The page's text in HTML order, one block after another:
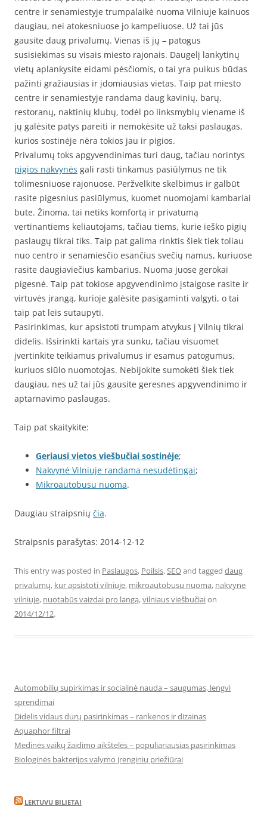
centre ir senamiestyje trumpalaikė nuoma Vilniuje kainuos
daugiau, nei atokesniuose jo kampeliuose. Už tai jūs
gausite daug privalumų. Vienas iš jų – patogus
susisiekimas su visais miesto rajonais. Daugelį lankytinų
vietų aplankysite eidami pėsčiomis, o tai yra puikus būdas
pažinti gražiausias ir įdomiausias vietas. Taip pat miesto
centre ir senamiestyje randama daug kavinių, barų,
restoranų, naktinių klubų, todėl po linksmybių viename iš
jų galėsite patys pareiti ir nemokėsite už taksi paslaugas,
kurios sostinėje nėra tokios jau ir pigios.
Privalumų toks apgyvendinimas turi daug, tačiau norintys
pigios nakvynės gali rasti tinkamus pasiūlymus ne tik
tolimesniuose rajonuose. Peržvelkite skelbimus ir galbūt
rasite pigesnius pasiūlymus, kuomet nuomojami kambariai
bute. Žinoma, tai netiks komfortą ir privatumą
vertinantiems keliautojams, tačiau tiems, kurie ieško pigių
paslaugų tikrai tiks. Taip pat galima rinktis šiek tiek toliau
nuo centro ir senamiesčio esančius svečių namus, kuriuose
rasite daugiaviečius kambarius. Nuoma juose gerokai
pigesnė. Taip pat tokiose apgyvendinimo įstaigose rasite ir
virtuvės įrangą, kurioje galėsite pasigaminti valgyti, o tai
taip pat leis sutaupyti.
Pasirinkimas, kur apsistoti trumpam atvykus į Vilnių tikrai
didelis. Išsirinkti kartais yra sunku, tačiau visuomet
įvertinkite teikiamus privalumus ir esamus patogumus,
kuriuos siūlo nuomotojas. Nebijokite sumokėti šiek tiek
daugiau, nes už tai jūs gausite geresnes apgyvendinimo ir
aptarnavimo paslaugas.
Taip pat skaitykite:
Geriausi vietos viešbučiai sostinėje;
Nakvynė Vilniuje randama nesudėtingai;
Mikroautobusu nuoma.
Daugiau straipsnių čia.
Straipsnis parašytas: 2014-12-12
This entry was posted in Paslaugos, Poilsis,SEOand tagged daug
privalumų, kur apsistoti vilniuje, mikroautobusu nuoma, nakvyne
vilniuje, nuotabūs vaizdai pro langą,vilniaus viešbučiaion
2014/12/12.
Automobilių supirkimas ir socialinė nauda – saugumas, lengvi
sprendimai
Didelis vidaus durų pasirinkimas – rankenos ir dizainas
Aquaphor filtrai
Medinės vaikų žaidimo aikštelės – populiariausias pasirinkimas
Biologinės bakterijos valymo įrenginių priežiūrai
LEKTUVU BILIETAI